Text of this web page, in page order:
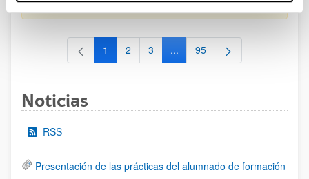
al 30/07/2026 (ambos incluídos)
Página
1 Página
2 Página
3 ...Páginas intermedias Use TAB
Página
95
Noticias
RSS
Presentación de las prácticas del alumnado de formación